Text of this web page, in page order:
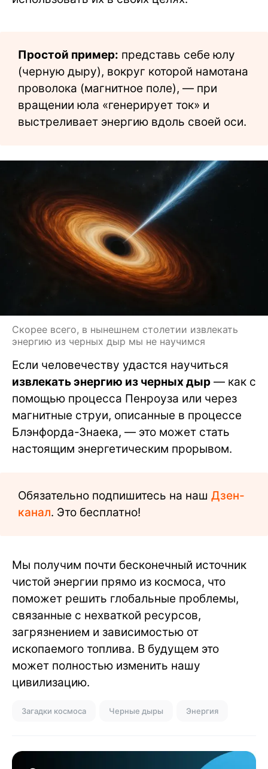
Простой пример: представь себе юлу
(черную дыру), вокруг которой намотана
проволока (магнитное поле), — при
вращении юла «генерирует ток» и
выстреливает энергию вдоль своей оси.
Скорее всего, в нынешнем столетии извлекать
энергию из черных дыр мы не научимся
Если человечеству удастся научиться
извлекать энергию из черных дыр — как с
помощью процесса Пенроуза или через
магнитные струи, описанные в процессе
Блэнфорда-Знаека, — это может стать
настоящим энергетическим прорывом.
Обязательно подпишитесь на наш Дзен-
канал. Это бесплатно!
Мы получим почти бесконечный источник
чистой энергии прямо из космоса, что
поможет решить глобальные проблемы,
связанные с нехваткой ресурсов,
загрязнением и зависимостью от
ископаемого топлива. В будущем это
может полностью изменить нашу
цивилизацию.
Загадки космоса Черные дыры Энергия